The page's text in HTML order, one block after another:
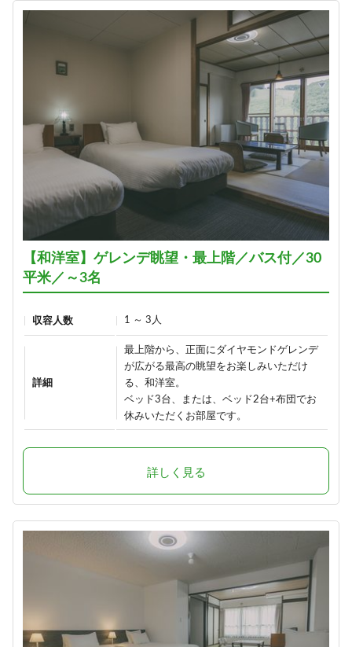
【和洋室】ゲレンデ眺望・最上階／バス付／30
平米／～3名
収容人数 1 ～ 3人
詳細
最上階から、正面にダイヤモンドゲレンデ
が広がる最高の眺望をお楽しみいただけ
る、和洋室。
ベッド3台、または、ベッド2台+布団でお
休みいただくお部屋です。
詳しく見る